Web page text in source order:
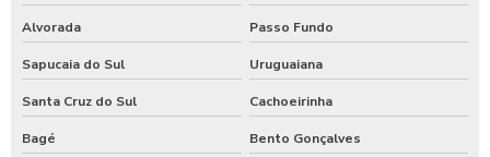
Alvorada Passo Fundo
Sapucaia do Sul Uruguaiana
Santa Cruz do Sul Cachoeirinha
Bagé Bento Gonçalves